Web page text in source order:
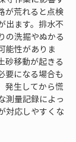
が荒れると点検
出ます。排水不
の洗掘やぬかる
能性がありま
砂移動が起きる
要になる場合も
発生してから慌
測量記録によっ
対応しやすくな